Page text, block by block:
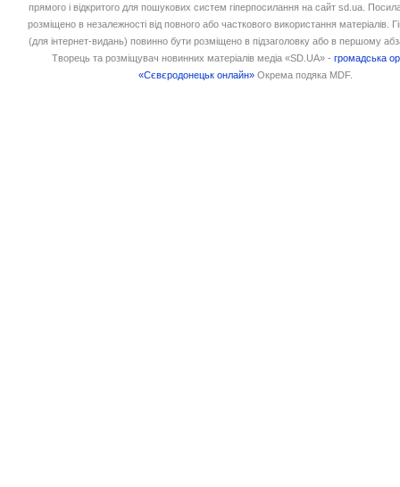
прямого і відкритого для пошукових систем гіперпосилання на сайт sd.ua.
розміщено в незалежності від повного або часткового використання матеріалів.
(для інтернет-видань) повинно бути розміщено в підзаголовку або в першому
Творець та розміщувач новинних матеріалів медіа «SD.UA» -громадська
«Сєвєродонецьк онлайн» Окрема подяка MDF.